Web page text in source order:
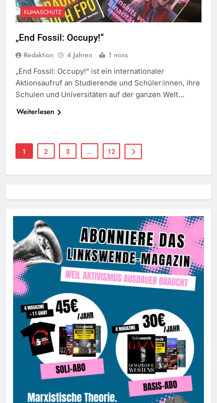
KLIMASCHUTZ
„End Fossil: Occupy!“
Redaktion 4 Jahren 1 mins
„End Fossil: Occupy!“ ist ein internationaler
Aktionsaufruf an Studierende und Schüler:innen, ihre
Schulen und Universitäten auf der ganzen Welt…
Weiterlesen
1 2 3 … 12